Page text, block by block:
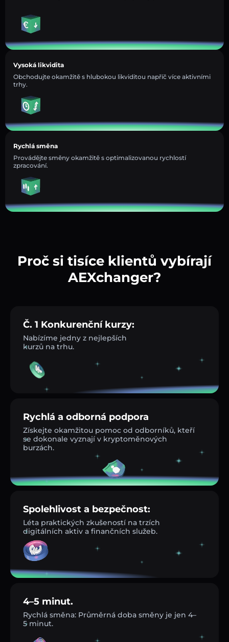
Vysoká likvidita
Obchodujte okamžitě s hlubokou likviditou napříč více aktivními
trhy.
Rychlá směna
Provádějte směny okamžitě s optimalizovanou rychlostí
zpracování.
Proč si tisíce klientů vybírají
AEXchanger?
Č. 1 Konkurenční kurzy:
Nabízíme jedny z nejlepších
kurzů na trhu.
Rychlá a odborná podpora
Získejte okamžitou pomoc od odborníků, kteří
se dokonale vyznají v kryptoměnových
burzách.
Spolehlivost a bezpečnost:
Léta praktických zkušeností na trzích
digitálních aktiv a finančních služeb.
4–5 minut.
Rychlá směna: Průměrná doba směny je jen 4–
5 minut.